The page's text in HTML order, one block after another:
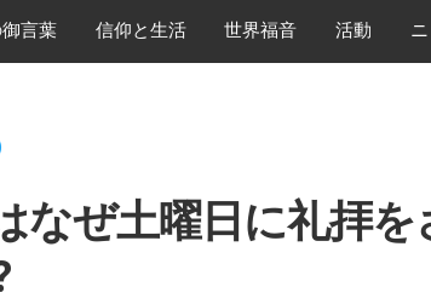
言葉 ​信仰と生活 世界福音 活動
なぜ土曜日に礼拝を